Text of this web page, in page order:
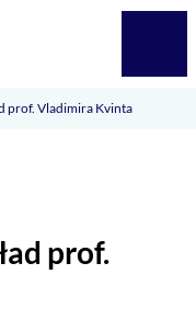
prof. Vladimira Kvinta
prof.